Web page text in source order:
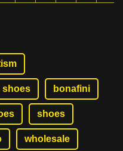
shoes bonafini
shoes
wholesale